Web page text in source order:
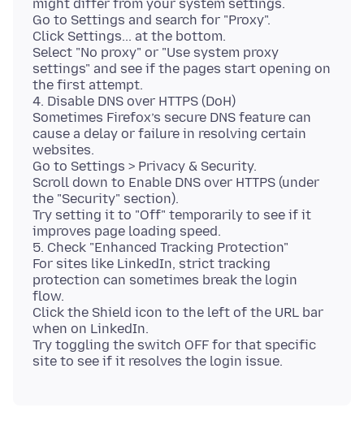
might differ from your system settings.
Go to Settings and search for "Proxy".
Click Settings... at the bottom.
Select "No proxy" or "Use system proxy
settings" and see if the pages start opening on
the first attempt.
4. Disable DNS over HTTPS (DoH)
Sometimes Firefox’s secure DNS feature can
cause a delay or failure in resolving certain
websites.
Go to Settings > Privacy & Security.
Scroll down to Enable DNS over HTTPS (under
the "Security" section).
Try setting it to "Off" temporarily to see if it
improves page loading speed.
5. Check "Enhanced Tracking Protection"
For sites like LinkedIn, strict tracking
protection can sometimes break the login
flow.
Click the Shield icon to the left of the URL bar
when on LinkedIn.
Try toggling the switch OFF for that specific